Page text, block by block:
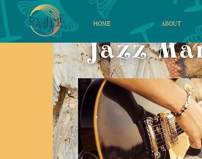
HOME ABOUT